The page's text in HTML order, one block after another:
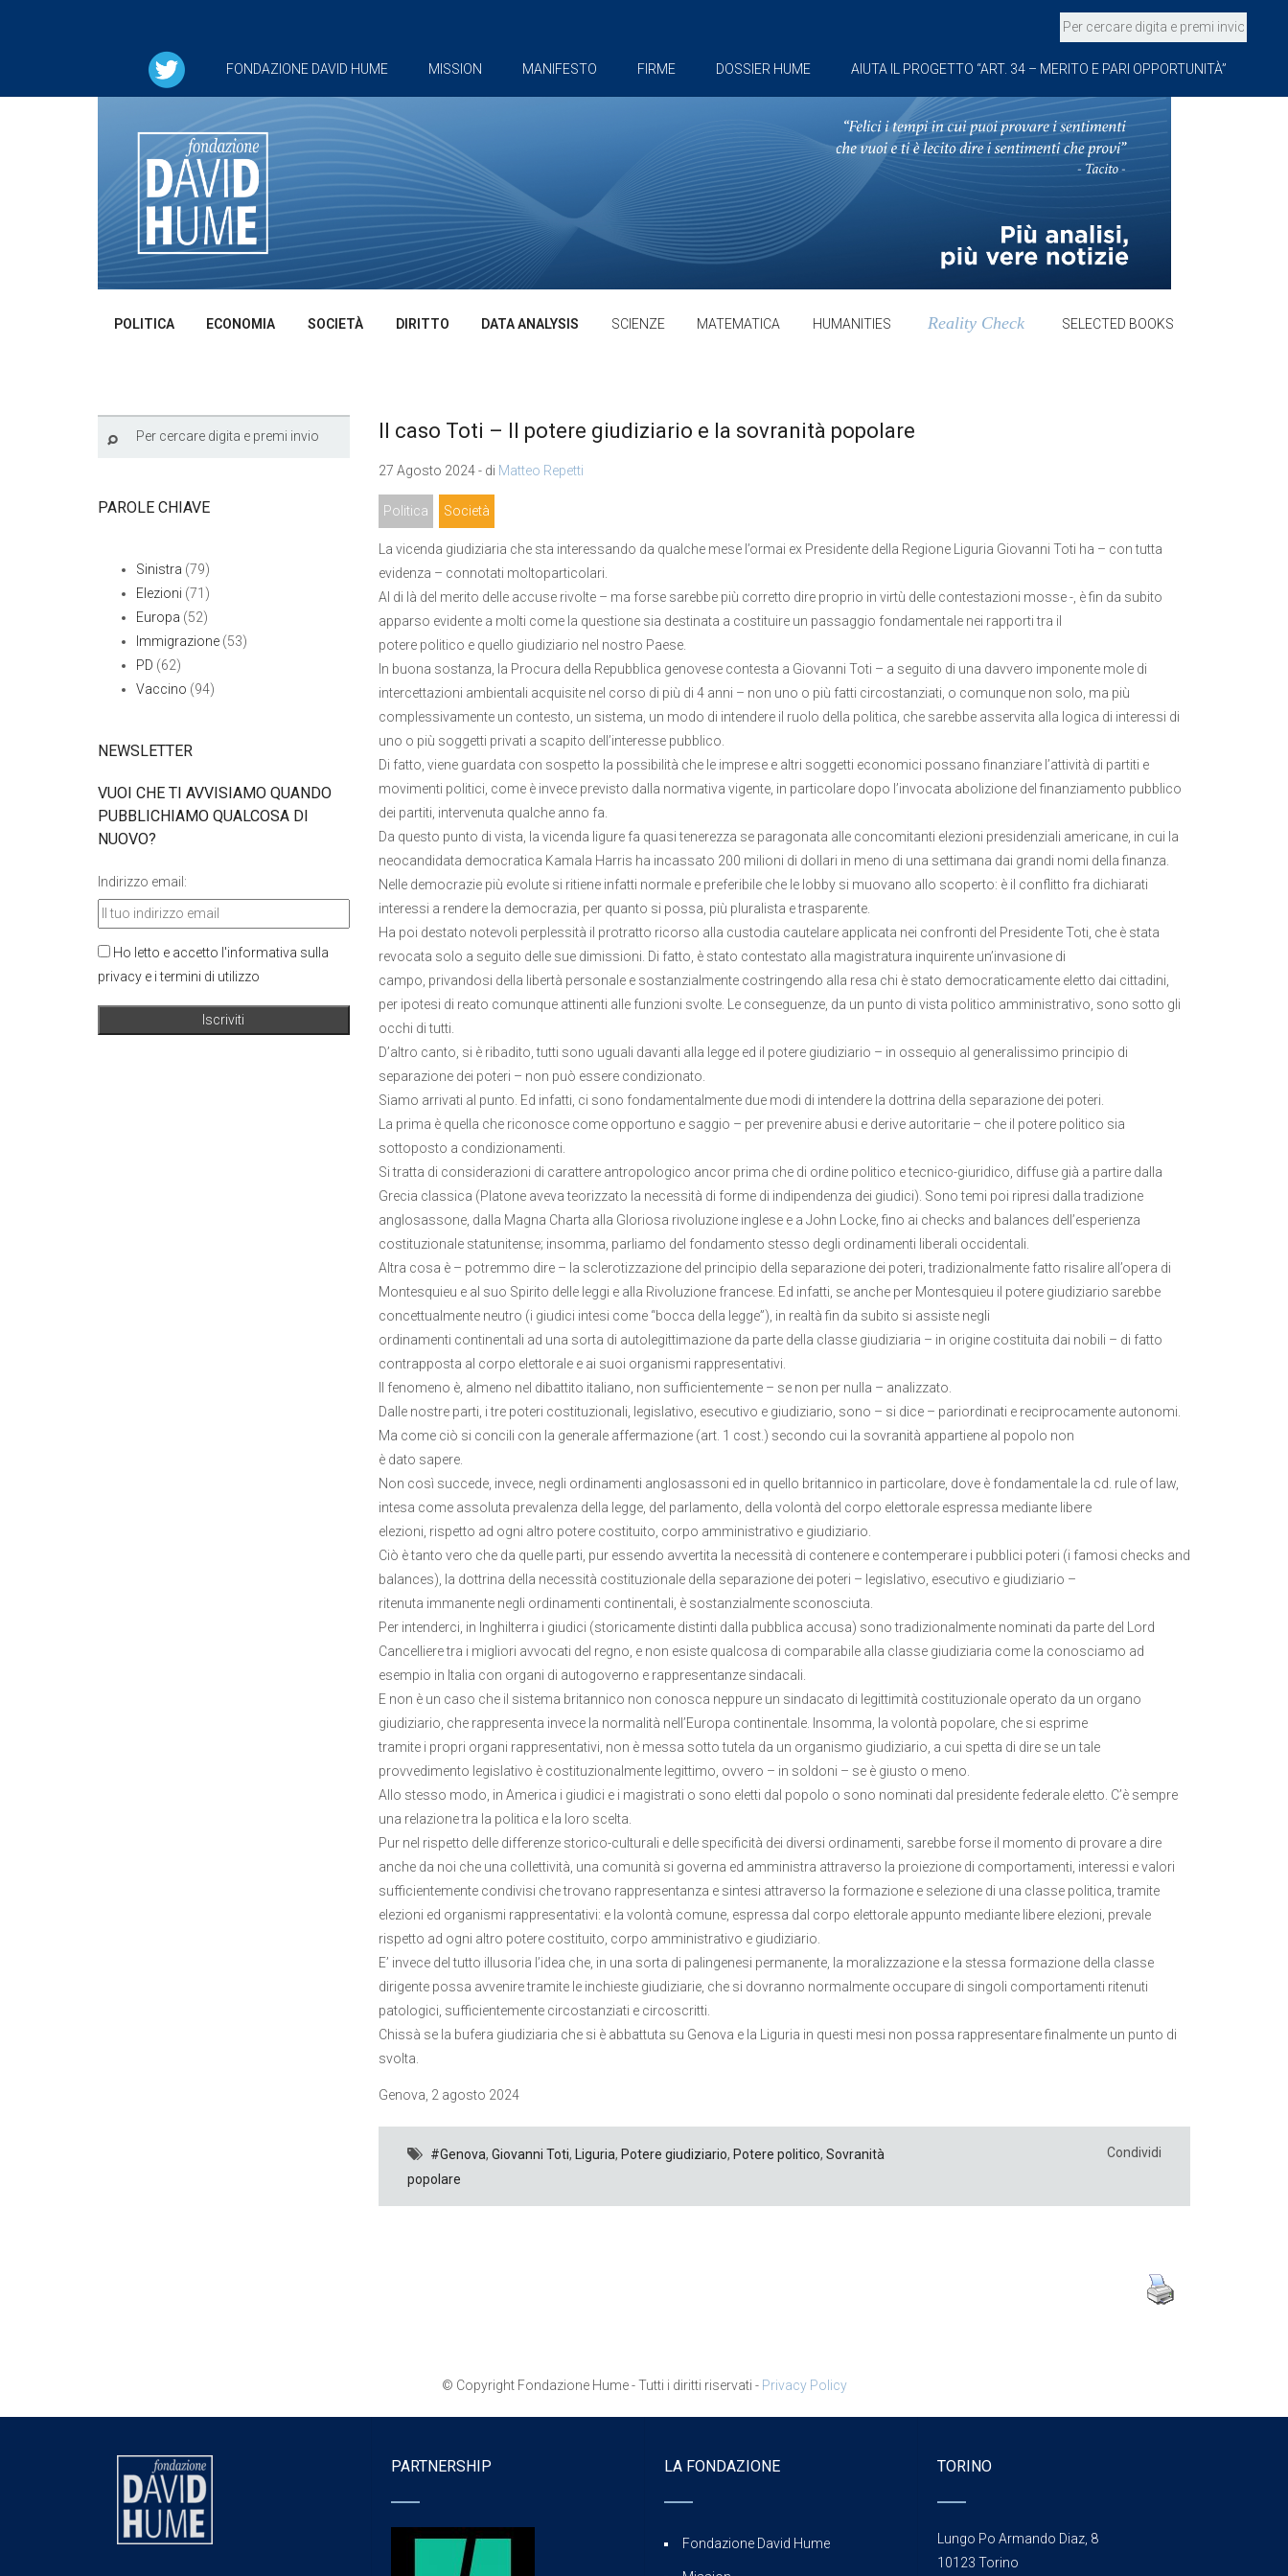
FONDAZIONE DAVID HUME MISSION MANIFESTO FIRME DOSSIER HUME AIUTA IL PROGETTO “ART. 34 – MERITO E PARI OPPORTUNITÀ”
POLITICA ECONOMIA SOCIETÀ DIRITTO DATA ANALYSIS SCIENZE MATEMATICA HUMANITIES Reality Check SELECTED BOOKS
Il caso Toti – Il potere giudiziario e la sovranità popolare
27 Agosto 2024 - di Matteo Repetti
Politica Società
La vicenda giudiziaria che sta interessando da qualche mese l’ormai ex Presidente della Regione Liguria Giovanni Toti ha – con tutta
evidenza – connotati moltoparticolari.
Al di là del merito delle accuse rivolte – ma forse sarebbe più corretto dire proprio in virtù delle contestazioni mosse -, è fin da subito
apparso evidente a molti come la questione sia destinata a costituire un passaggio fondamentale nei rapporti tra il
potere politico e quello giudiziario nel nostro Paese.
In buona sostanza, la Procura della Repubblica genovese contesta a Giovanni Toti – a seguito di una davvero imponente mole di
intercettazioni ambientali acquisite nel corso di più di 4 anni – non uno o più fatti circostanziati, o comunque non solo, ma più
complessivamente un contesto, un sistema, un modo di intendere il ruolo della politica, che sarebbe asservita alla logica di interessi di
uno o più soggetti privati a scapito dell’interesse pubblico.
Di fatto, viene guardata con sospetto la possibilità che le imprese e altri soggetti economici possano finanziare l’attività di partiti e
movimenti politici, come è invece previsto dalla normativa vigente, in particolare dopo l’invocata abolizione del finanziamento pubblico
dei partiti, intervenuta qualche anno fa.
Da questo punto di vista, la vicenda ligure fa quasi tenerezza se paragonata alle concomitanti elezioni presidenziali americane, in cui la
neocandidata democratica Kamala Harris ha incassato 200 milioni di dollari in meno di una settimana dai grandi nomi della finanza.
Nelle democrazie più evolute si ritiene infatti normale e preferibile che le lobby si muovano allo scoperto: è il conflitto fra dichiarati
interessi a rendere la democrazia, per quanto si possa, più pluralista e trasparente.
Ha poi destato notevoli perplessità il protratto ricorso alla custodia cautelare applicata nei confronti del Presidente Toti, che è stata
revocata solo a seguito delle sue dimissioni. Di fatto, è stato contestato alla magistratura inquirente un’invasione di
campo, privandosi della libertà personale e sostanzialmente costringendo alla resa chi è stato democraticamente eletto dai cittadini,
per ipotesi di reato comunque attinenti alle funzioni svolte. Le conseguenze, da un punto di vista politico amministrativo, sono sotto gli
occhi di tutti.
D’altro canto, si è ribadito, tutti sono uguali davanti alla legge ed il potere giudiziario – in ossequio al generalissimo principio di
separazione dei poteri – non può essere condizionato.
Siamo arrivati al punto. Ed infatti, ci sono fondamentalmente due modi di intendere la dottrina della separazione dei poteri.
La prima è quella che riconosce come opportuno e saggio – per prevenire abusi e derive autoritarie – che il potere politico sia
sottoposto a condizionamenti.
Si tratta di considerazioni di carattere antropologico ancor prima che di ordine politico e tecnico-giuridico, diffuse già a partire dalla
Grecia classica (Platone aveva teorizzato la necessità di forme di indipendenza dei giudici). Sono temi poi ripresi dalla tradizione
anglosassone, dalla Magna Charta alla Gloriosa rivoluzione inglese e a John Locke, fino ai checks and balances dell’esperienza
costituzionale statunitense; insomma, parliamo del fondamento stesso degli ordinamenti liberali occidentali.
Altra cosa è – potremmo dire – la sclerotizzazione del principio della separazione dei poteri, tradizionalmente fatto risalire all’opera di
Montesquieu e al suo Spirito delle leggi e alla Rivoluzione francese. Ed infatti, se anche per Montesquieu il potere giudiziario sarebbe
concettualmente neutro (i giudici intesi come “bocca della legge”), in realtà fin da subito si assiste negli
ordinamenti continentali ad una sorta di autolegittimazione da parte della classe giudiziaria – in origine costituita dai nobili – di fatto
contrapposta al corpo elettorale e ai suoi organismi rappresentativi.
Il fenomeno è, almeno nel dibattito italiano, non sufficientemente – se non per nulla – analizzato.
Dalle nostre parti, i tre poteri costituzionali, legislativo, esecutivo e giudiziario, sono – si dice – pariordinati e reciprocamente autonomi.
Ma come ciò si concili con la generale affermazione (art. 1 cost.) secondo cui la sovranità appartiene al popolo non
è dato sapere.
Non così succede, invece, negli ordinamenti anglosassoni ed in quello britannico in particolare, dove è fondamentale la cd. rule of law,
intesa come assoluta prevalenza della legge, del parlamento, della volontà del corpo elettorale espressa mediante libere
elezioni, rispetto ad ogni altro potere costituito, corpo amministrativo e giudiziario.
Ciò è tanto vero che da quelle parti, pur essendo avvertita la necessità di contenere e contemperare i pubblici poteri (i famosi checks and
balances), la dottrina della necessità costituzionale della separazione dei poteri – legislativo, esecutivo e giudiziario –
ritenuta immanente negli ordinamenti continentali, è sostanzialmente sconosciuta.
Per intenderci, in Inghilterra i giudici (storicamente distinti dalla pubblica accusa) sono tradizionalmente nominati da parte del Lord
Cancelliere tra i migliori avvocati del regno, e non esiste qualcosa di comparabile alla classe giudiziaria come la conosciamo ad
esempio in Italia con organi di autogoverno e rappresentanze sindacali.
E non è un caso che il sistema britannico non conosca neppure un sindacato di legittimità costituzionale operato da un organo
giudiziario, che rappresenta invece la normalità nell’Europa continentale. Insomma, la volontà popolare, che si esprime
tramite i propri organi rappresentativi, non è messa sotto tutela da un organismo giudiziario, a cui spetta di dire se un tale
provvedimento legislativo è costituzionalmente legittimo, ovvero – in soldoni – se è giusto o meno.
Allo stesso modo, in America i giudici e i magistrati o sono eletti dal popolo o sono nominati dal presidente federale eletto. C’è sempre
una relazione tra la politica e la loro scelta.
Pur nel rispetto delle differenze storico-culturali e delle specificità dei diversi ordinamenti, sarebbe forse il momento di provare a dire
anche da noi che una collettività, una comunità si governa ed amministra attraverso la proiezione di comportamenti, interessi e valori
sufficientemente condivisi che trovano rappresentanza e sintesi attraverso la formazione e selezione di una classe politica, tramite
elezioni ed organismi rappresentativi: e la volontà comune, espressa dal corpo elettorale appunto mediante libere elezioni, prevale
rispetto ad ogni altro potere costituito, corpo amministrativo e giudiziario.
E’ invece del tutto illusoria l’idea che, in una sorta di palingenesi permanente, la moralizzazione e la stessa formazione della classe
dirigente possa avvenire tramite le inchieste giudiziarie, che si dovranno normalmente occupare di singoli comportamenti ritenuti
patologici, sufficientemente circostanziati e circoscritti.
Chissà se la bufera giudiziaria che si è abbattuta su Genova e la Liguria in questi mesi non possa rappresentare finalmente un punto di
svolta.
Genova, 2 agosto 2024
#Genova, Giovanni Toti, Liguria, Potere giudiziario, Potere politico, Sovranità
popolare
Condividi
PAROLE CHIAVE
Sinistra (79)
Elezioni (71)
Europa (52)
Immigrazione (53)
PD (62)
Vaccino (94)
NEWSLETTER
VUOI CHE TI AVVISIAMO QUANDO
PUBBLICHIAMO QUALCOSA DI
NUOVO?
Indirizzo email:
Ho letto e accetto l'informativa sulla
privacy e i termini di utilizzo
© Copyright Fondazione Hume - Tutti i diritti riservati - Privacy Policy
PARTNERSHIP LA FONDAZIONE
Fondazione David Hume
TORINO
Lungo Po Armando Diaz, 8
10123 Torino